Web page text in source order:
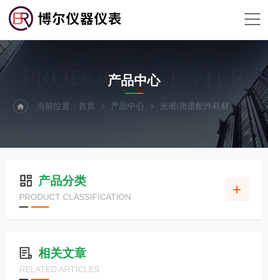
PRODUCTS CENTER
产品中心
当前位置：首页 产品中心 光谱/质谱配件耗材 光谱
产品分类
PRODUCT CLASSIFICATION
相关文章
RELATED ARTICLES